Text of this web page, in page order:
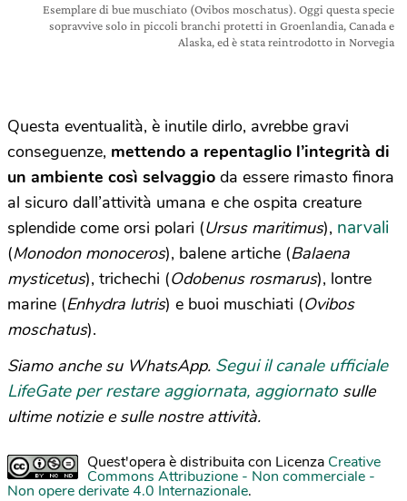
Esemplare di bue muschiato (Ovibos moschatus). Oggi questa specie
sopravvive solo in piccoli branchi protetti in Groenlandia, Canada e
Alaska, ed è stata reintrodotto in Norvegia
Questa eventualità, è inutile dirlo, avrebbe gravi
conseguenze, mettendo a repentaglio l’integrità di
un ambiente così selvaggio da essere rimasto finora
al sicuro dall’attività umana e che ospita creature
splendide come orsi polari (Ursus maritimus), narvali
(Monodon monoceros), balene artiche (Balaena
mysticetus), trichechi (Odobenus rosmarus), lontre
marine (Enhydra lutris) e buoi muschiati (Ovibos
moschatus).
Siamo anche su WhatsApp. Segui il canale ufficiale
LifeGate per restare aggiornata, aggiornato sulle
ultime notizie e sulle nostre attività.
Quest'opera è distribuita con Licenza Creative
Commons Attribuzione - Non commerciale -
Non opere derivate 4.0 Internazionale.